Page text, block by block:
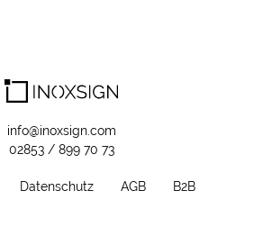
info@inoxsign.com
02853 / 899 70 73
Datenschutz AGB B2B